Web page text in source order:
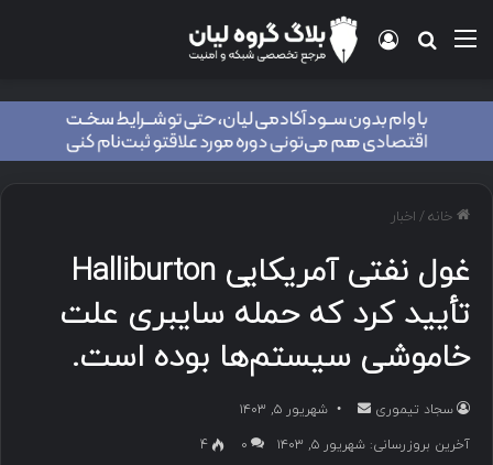
منو جستجو برای
ورود
خانه/ اخبار
غول نفتی آمریکایی Halliburton
تأیید کرد که حمله سایبری علت
خاموشی سیستم‌ها بوده است.
سجاد تیموری
شهریور ۵, ۱۴۰۳
آخرین بروزرسانی: شهریور ۵, ۱۴۰۳
۰
4